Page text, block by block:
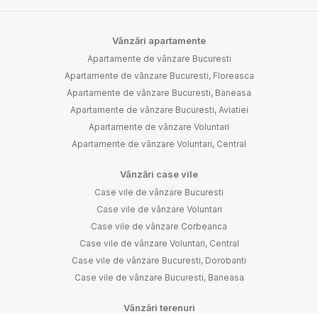
Vânzări apartamente
Apartamente de vânzare Bucuresti
Apartamente de vânzare Bucuresti, Floreasca
Apartamente de vânzare Bucuresti, Baneasa
Apartamente de vânzare Bucuresti, Aviatiei
Apartamente de vânzare Voluntari
Apartamente de vânzare Voluntari, Central
Vânzări case vile
Case vile de vânzare Bucuresti
Case vile de vânzare Voluntari
Case vile de vânzare Corbeanca
Case vile de vânzare Voluntari, Central
Case vile de vânzare Bucuresti, Dorobanti
Case vile de vânzare Bucuresti, Baneasa
Vânzări terenuri